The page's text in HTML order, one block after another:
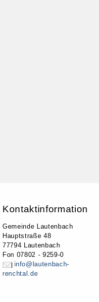
Kontaktinformation
Gemeinde Lautenbach
Hauptstraße 48
77794 Lautenbach
Fon 07802 - 9259-0
info@lautenbach-
renchtal.de